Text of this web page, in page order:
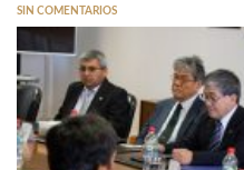
SIN COMENTARIOS